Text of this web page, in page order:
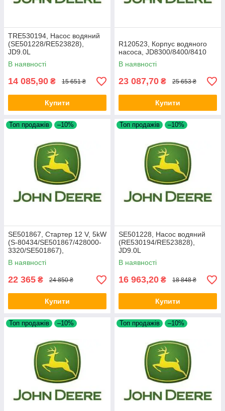
TRE530194, Насос водяний
(SE501228/RE523828),
JD9.0L
В наявності
14 085,90 ₴ 15 651 ₴
Купити
R120523, Корпус водяного
насоса, JD8300/8400/8410
В наявності
23 087,70 ₴ 25 653 ₴
Купити
Топ продажів –10%
SE501867, Стартер 12 V, 5kW
(S-80434/SE501867/428000-
3320/SE501867),
JD8430/8530
В наявності
22 365 ₴ 24 850 ₴
Купити
Топ продажів –10%
SE501228, Насос водяний
(RE530194/RE523828),
JD9.0L
В наявності
16 963,20 ₴ 18 848 ₴
Купити
Топ продажів –10% Топ продажів –10%